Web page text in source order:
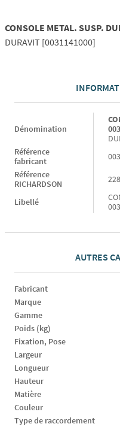
CONSOLE METAL. SUSP.
DURAVIT [0031141000]
Dénomination
Référence
fabricant
Référence
RICHARDSON
Libellé
AUTRES
Fabricant
Marque
Gamme
Poids (kg)
Fixation, Pose
Largeur
Longueur
Hauteur
Matière
Couleur
Type de raccordement